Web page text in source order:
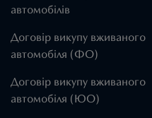
автомобілів
Договір викупу вживаного
автомобіля (ФО)
Договір викупу вживаного
автомобіля (ЮО)